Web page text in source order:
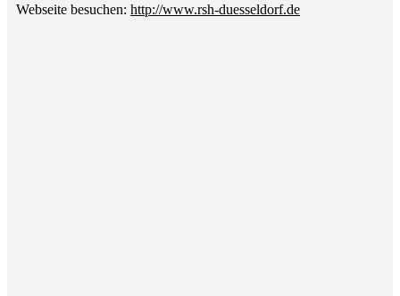
Webseite besuchen: http://www.rsh-duesseldorf.de